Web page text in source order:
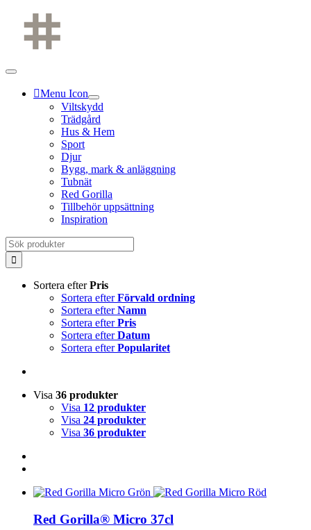
Fortsätt
innehållet
Menu Icon
Viltskydd
Trädgård
Hus & Hem
Sport
Djur
Bygg, mark & anläggning
Tubnät
Red Gorilla
Tillbehör uppsättning
Inspiration
Sök
efter:
Sortera efterPris
Sortera efterFörvald ordning
Sortera efterNamn
Sortera efterPris
Sortera efterDatum
Sortera efterPopularitet
Visa 36 produkter
Visa 12 produkter
Visa 24 produkter
Visa 36 produkter
Red Gorilla® Micro 37cl